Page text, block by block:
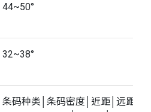
44~50°
32~38°
条码种类│条码密度│近距│远距